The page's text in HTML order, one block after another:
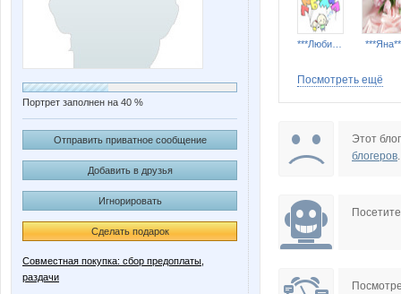
Портрет заполнен на 40 %
Отправить приватное сообщение
Добавить в друзья
Игнорировать
Сделать подарок
Совместная покупка: сбор предоплаты,
раздачи
Pozitiv4ik
XMSX
Посмотреть ещё
Этот
блогеров.